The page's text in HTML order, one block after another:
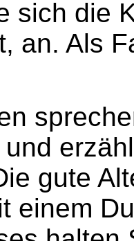
sich die
an. Als
gute
einem